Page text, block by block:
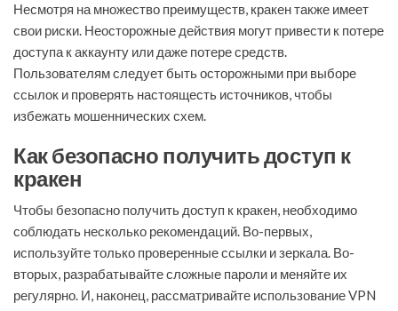
Несмотря на множество преимуществ, кракен также имеет
свои риски. Неосторожные действия могут привести к потере
доступа к аккаунту или даже потере средств.
Пользователям следует быть осторожными при выборе
ссылок и проверять настоящесть источников, чтобы
избежать мошеннических схем.
Как безопасно получить доступ к
кракен
Чтобы безопасно получить доступ к кракен, необходимо
соблюдать несколько рекомендаций. Во-первых,
используйте только проверенные ссылки и зеркала. Во-
вторых, разрабатывайте сложные пароли и меняйте их
регулярно. И, наконец, рассматривайте использование VPN